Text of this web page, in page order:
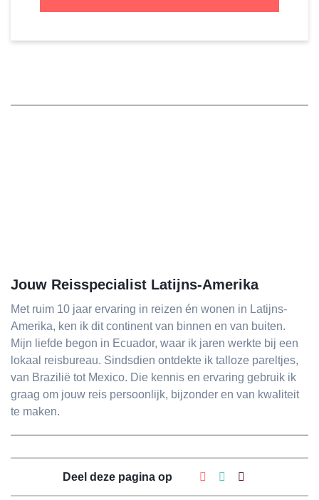
Jouw Reisspecialist Latijns-Amerika
Met ruim 10 jaar ervaring in reizen én wonen in Latijns-
Amerika, ken ik dit continent van binnen en van buiten.
Mijn liefde begon in Ecuador, waar ik jaren werkte bij een
lokaal reisbureau. Sindsdien ontdekte ik talloze pareltjes,
van Brazilië tot Mexico. Die kennis en ervaring gebruik ik
graag om jouw reis persoonlijk, bijzonder en van kwaliteit
te maken.
Deel deze pagina op